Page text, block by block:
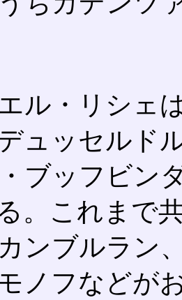
ル・リシェ
ュッセルド
ブッフビン
。これまで
ンブルラン
ノフなどが